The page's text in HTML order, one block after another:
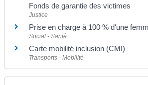
Fonds de garantie des victimes
Justice
Prise en charge à 100 % d'une
Social - Santé
Carte mobilité inclusion (CMI)
Transports - Mobilité